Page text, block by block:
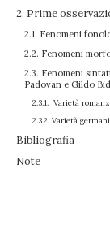
2. Prime
2.1. Fenomeni
2.2. Fenomeni
2.3. Fenomeni
Padovan e Gildo
2.3.1. Varietà
2.3.2. Varietà
Bibliografia
Note